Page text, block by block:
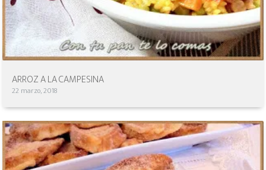
ARROZ A LA CAMPESINA
22 marzo, 2018